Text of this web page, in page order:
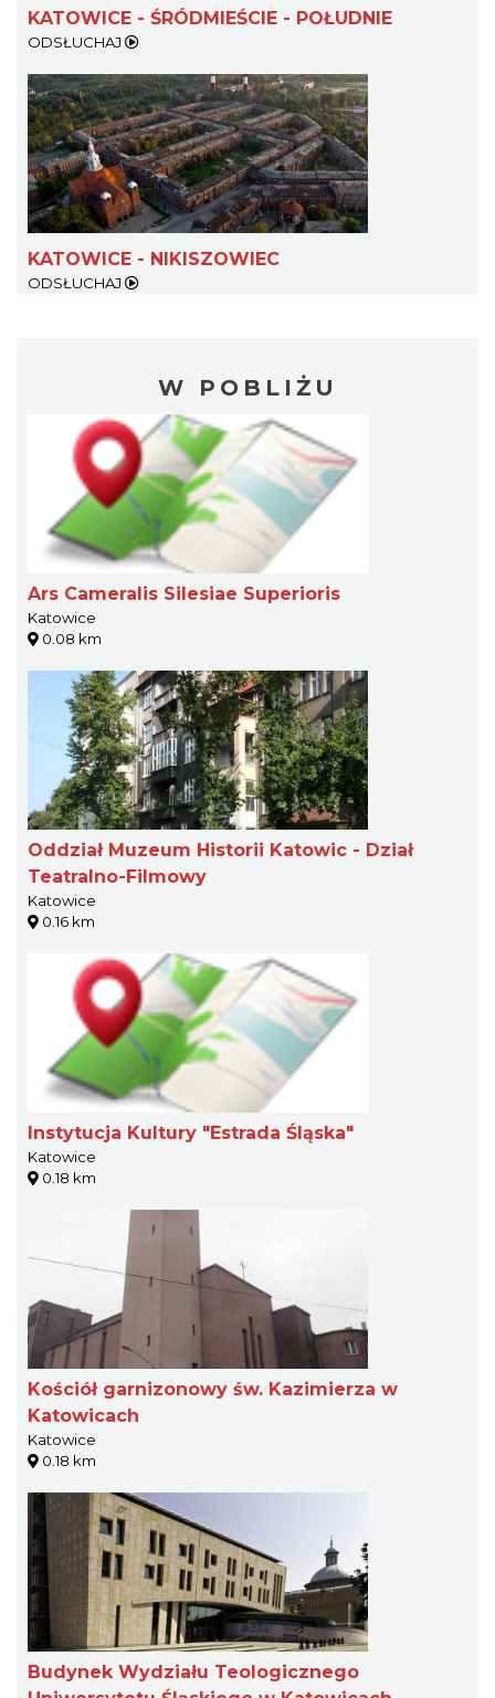
KATOWICE - ŚRÓDMIEŚCIE - POŁUDNIE
ODSŁUCHAJ
KATOWICE - NIKISZOWIEC
ODSŁUCHAJ
W POBLIŻU
Ars Cameralis Silesiae Superioris
Katowice
0.08 km
Oddział Muzeum Historii Katowic - Dział
Teatralno-Filmowy
Katowice
0.16 km
Instytucja Kultury "Estrada Śląska"
Katowice
0.18 km
Kościół garnizonowy św. Kazimierza w
Katowicach
Katowice
0.18 km
Budynek Wydziału Teologicznego